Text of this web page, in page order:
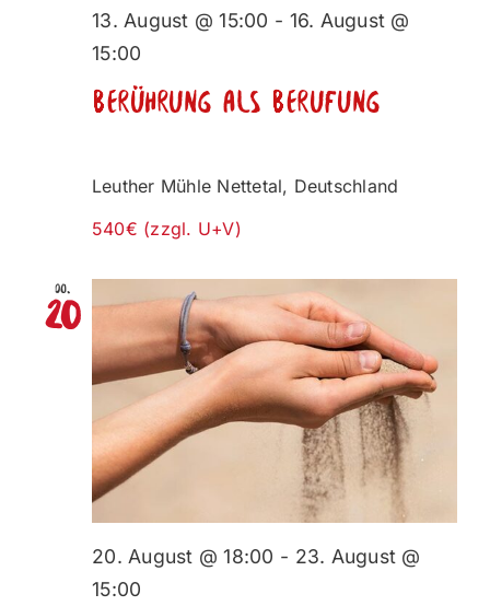
Berührung als Berufung
13. August @ 15:00 - 16. August @
15:00
Leuther Mühle Nettetal, Deutschland
540€ (zzgl. U+V)
Do.
20
20. August @ 18:00 - 23. August @
15:00